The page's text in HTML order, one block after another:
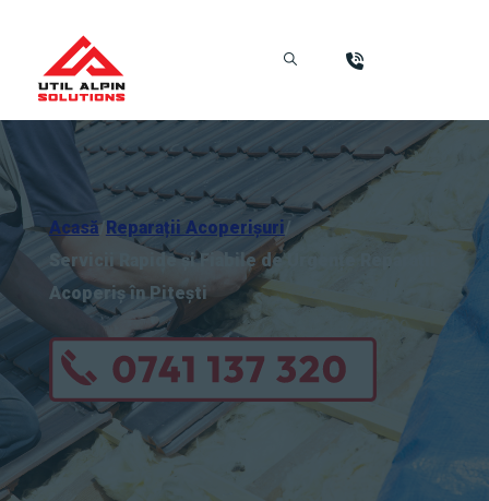
Acasă/ Reparații Acoperișuri/
Servicii Rapide și Fiabile de Urgențe Reparații
Acoperiș în Pitești